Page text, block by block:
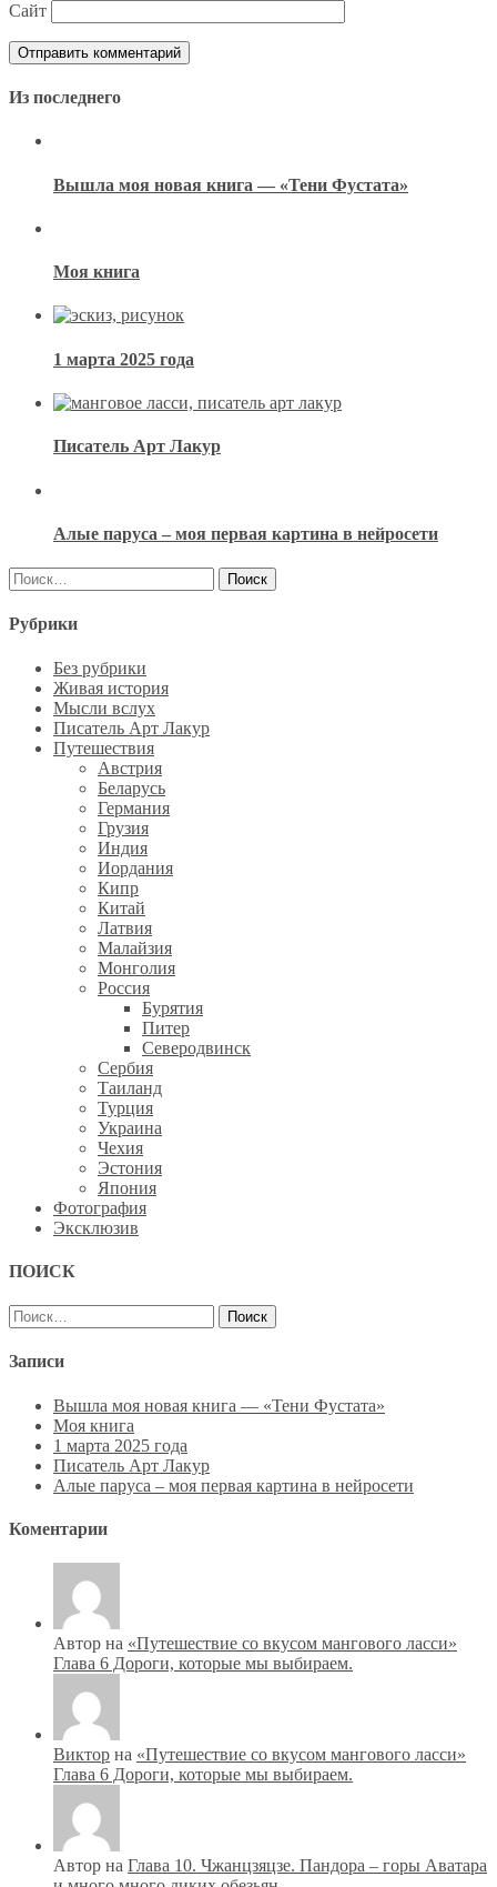
Сайт
Из последнего
Вышла моя новая книга — «Тени Фустата»
Моя книга
1 марта 2025 года
Писатель Арт Лакур
Алые паруса – моя первая картина в нейросети
Найти:
Рубрики
Без рубрики
Живая история
Мысли вслух
Писатель Арт Лакур
Путешествия
Австрия
Беларусь
Германия
Грузия
Индия
Иордания
Кипр
Китай
Латвия
Малайзия
Монголия
Россия
Бурятия
Питер
Северодвинск
Сербия
Таиланд
Турция
Украина
Чехия
Эстония
Япония
Фотография
Эксклюзив
ПОИСК
Найти:
Записи
Вышла моя новая книга — «Тени Фустата»
Моя книга
1 марта 2025 года
Писатель Арт Лакур
Алые паруса – моя первая картина в нейросети
Коментарии
Автор на «Путешествие со вкусом мангового ласси»
Глава 6 Дороги, которые мы выбираем.
Виктор на «Путешествие со вкусом мангового ласси»
Глава 6 Дороги, которые мы выбираем.
Автор на Глава 10. Чжанцзяцзе. Пандора – горы Аватара